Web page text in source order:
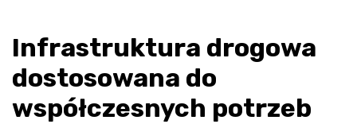
Infrastruktura drogowa
dostosowana do
współczesnych potrzeb